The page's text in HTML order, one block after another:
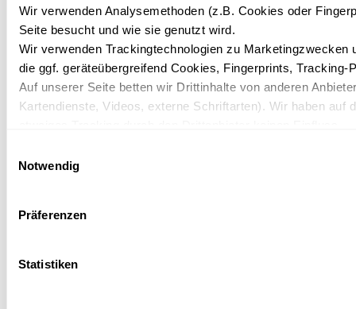
Wir verwenden Analysemethoden (z.B. Cookies oder
Seite besucht und wie sie genutzt wird.
Wir verwenden Trackingtechnologien zu Marketingzwecken
die ggf. geräteübergreifend Cookies, Fingerprints, Tracking-
Auf unserer Seite betten wir Drittinhalte von anderen
Kartendienste, Videos, externe Schriftarten). Wir haben auf
Einwilligung mit Wirkung für die Zukunft widerrufen. Mehr
Notwendig
Präferenzen
Statistiken
Nein, das IFA Hotel Rügen bietet keine Zimmer mit
Meerblick. Die Zimmer sind zur Promenaden- oder
Landseite ausgerichtet, profitieren jedoch von der
unmittelbaren Nähe zum Strand.
Wie weit ist der Strand von den
Zimmern entfernt?
und ist mit wenigen Schritten erreichbar.